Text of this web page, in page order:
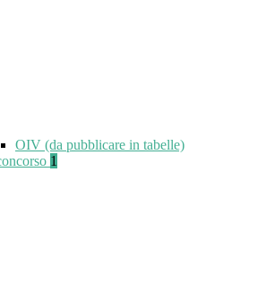
OIV (da pubblicare in tabelle)
1